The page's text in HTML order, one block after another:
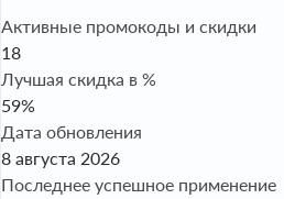
Активные промокоды и скидки
18
Лучшая скидка в %
59%
Дата обновления
8 августа 2026
Последнее успешное применение